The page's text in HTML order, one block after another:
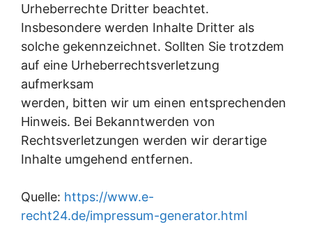
Urheberrechte Dritter beachtet.
Insbesondere werden Inhalte Dritter als
solche gekennzeichnet. Sollten Sie trotzdem
auf eine Urheberrechtsverletzung
aufmerksam
werden, bitten wir um einen entsprechenden
Hinweis. Bei Bekanntwerden von
Rechtsverletzungen werden wir derartige
Inhalte umgehend entfernen.
Quelle: https://www.e-
recht24.de/impressum-generator.html